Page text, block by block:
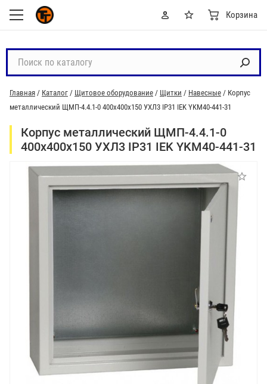
Корзина
с
к
п
к
Главная / Каталог / Щитовое оборудование / Щитки / Навесные / Корпус
металлический ЩМП-4.4.1-0 400х400х150 УХЛ3 IP31 IEK YKM40-441-31
Корпус металлический ЩМП-4.4.1-0
400х400х150 УХЛ3 IP31 IEK YKM40-441-31